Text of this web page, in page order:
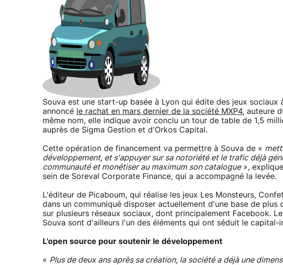
Souva est une start-up basée à Lyon qui édite des jeux
annoncé le rachat en mars dernier de la société MXP4, auteure
même nom, elle indique avoir conclu un tour de table de 1,5
auprès de Sigma Gestion et d'Orkos Capital.
Cette opération de financement va permettre à Souva de «
développement, et s'appuyer sur sa notoriété et le trafic déjà
communauté et monétiser au maximum son catalogue»,
sein de Soreval Corporate Finance, qui a accompagné la levée.
L'éditeur de Picaboum, qui réalise les jeux Les Monsteurs,
dans un communiqué disposer actuellement d'une base de
sur plusieurs réseaux sociaux, dont principalement Facebook.
Souva sont d'ailleurs l'un des éléments qui ont séduit le capital-
L'open source pour soutenir le développement
« Plus de deux ans après sa création, la société a déjà une